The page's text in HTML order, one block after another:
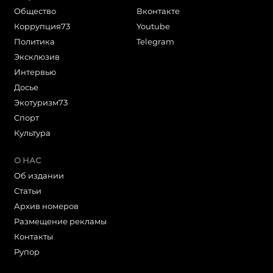
Общество
Коррупция73
Политика
Эксклюзив
Интервью
Досье
Экотуризм73
Cпорт
Культура
Вконтакте
Youtube
Telegram
О НАС
Об издании
Статьи
Архив номеров
Размещение рекламы
Контакты
Рупор